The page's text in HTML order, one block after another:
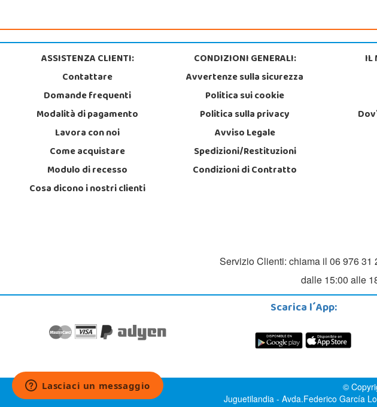
ASSISTENZA CLIENTI:
Contattare
Domande frequenti
Modalità di pagamento
Lavora con noi
Come acquistare
Modulo di recesso
Cosa dicono i nostri clienti
CONDIZIONI GENERALI:
Avvertenze sulla sicurezza
Politica sui cookie
Politica sulla privacy
Avviso Legale
Spedizioni/Restituzioni
Condizioni di Contratto
IL
Servizio Clienti: chiama il 06 976
dalle 15:00 alle
Scarica l´App:
©
Juguetilandia - Avda.Federico García